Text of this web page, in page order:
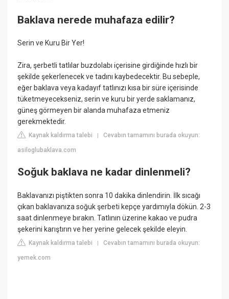
Baklava nerede muhafaza edilir?
Serin ve Kuru Bir Yer!
Zira, şerbetli tatlılar buzdolabı içerisine girdiğinde hızlı bir
şekilde şekerlenecek ve tadını kaybedecektir. Bu sebeple,
eğer baklava veya kadayıf tatlınızı kısa bir süre içerisinde
tüketmeyecekseniz, serin ve kuru bir yerde saklamanız,
güneş görmeyen bir alanda muhafaza etmeniz
gerekmektedir.
Kaynak kaldırma talebi |Cevabın tamamını burada okuyun:
asiloglubaklava.com
Soğuk baklava ne kadar dinlenmeli?
Baklavanızı piştikten sonra 10 dakika dinlendirin. İlk sıcağı
çıkan baklavanıza soğuk şerbeti kepçe yardımıyla dökün. 2-3
saat dinlenmeye bırakın. Tatlının üzerine kakao ve pudra
şekerini karıştırın ve her yerine gelecek şekilde eleyin.
Kaynak kaldırma talebi |Cevabın tamamını burada okuyun:
yemek.com